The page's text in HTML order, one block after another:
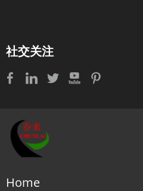
社交关注
Home